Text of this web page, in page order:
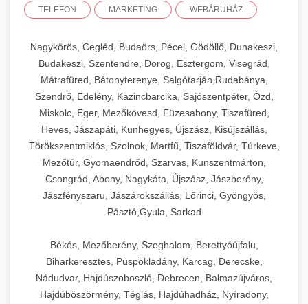
TELEFON MARKETING WEBÁRUHÁZ
Nagykörös, Cegléd, Budaörs, Pécel, Gödöllő, Dunakeszi,
Budakeszi, Szentendre, Dorog, Esztergom, Visegrád,
Mátrafüred, Bátonyterenye, Salgótarján,Rudabánya,
Szendrő, Edelény, Kazincbarcika, Sajószentpéter, Ózd,
Miskolc, Eger, Mezőkövesd, Füzesabony, Tiszafüred,
Heves, Jászapáti, Kunhegyes, Újszász, Kisújszállás,
Törökszentmiklós, Szolnok, Martfű, Tiszaföldvár, Túrkeve,
Mezőtúr, Gyomaendrőd, Szarvas, Kunszentmárton,
Csongrád, Abony, Nagykáta, Újszász, Jászberény,
Jászfényszaru, Jászárokszállás, Lőrinci, Gyöngyös,
Pásztó,Gyula, Sarkad
Békés, Mezőberény, Szeghalom, Berettyóújfalu,
Biharkeresztes, Püspökladány, Karcag, Derecske,
Nádudvar, Hajdúszoboszló, Debrecen, Balmazújváros,
Hajdúböszörmény, Téglás, Hajdúhadház, Nyíradony,